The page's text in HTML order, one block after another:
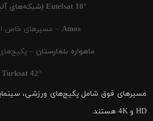
Eutelsat 16° (شبکه‌های آلبانی 16 درجه)
Amos – مسیرهای خاص
ماهواره بلغارستان –
Turksat 42°
مسیرهای فوق شامل پکیج‌های ورزشی،
HD و 4K هستند.